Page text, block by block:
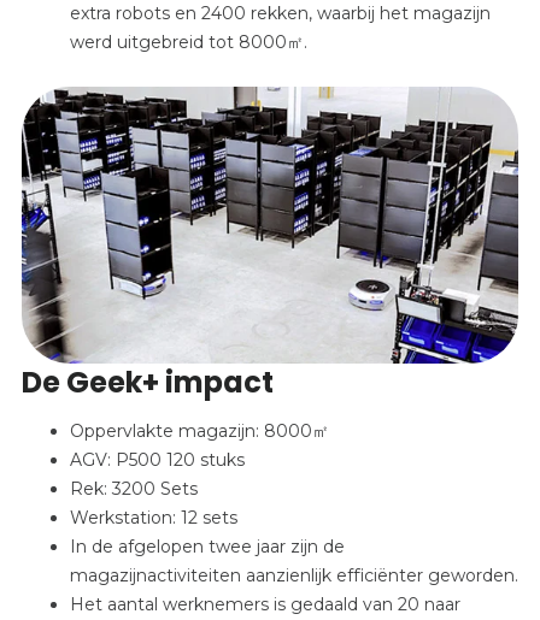
extra robots en 2400 rekken, waarbij het magazijn
werd uitgebreid tot 8000㎡.
De Geek+ impact
Oppervlakte magazijn: 8000㎡
AGV: P500 120 stuks
Rek: 3200 Sets
Werkstation: 12 sets
In de afgelopen twee jaar zijn de
magazijnactiviteiten aanzienlijk efficiënter geworden.
Het aantal werknemers is gedaald van 20 naar